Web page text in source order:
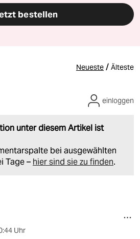
bestellen
Neueste / Älteste
unter diesem Artikel ist
bei ausgewählten
Tage – hier sind sie zu finden.
einloggen
Uhr